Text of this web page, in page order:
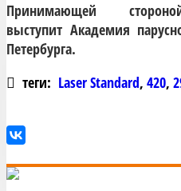
Принимающей
выступит Академия
Петербурга.
теги: Laser Standard, 420,